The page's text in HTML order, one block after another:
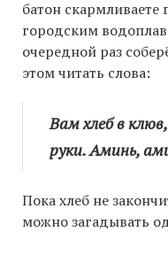
батон
городским
очередной раз
этом читать слова:
Вам хлеб в
руки. Аминь,
Пока хлеб не
можно загадывать